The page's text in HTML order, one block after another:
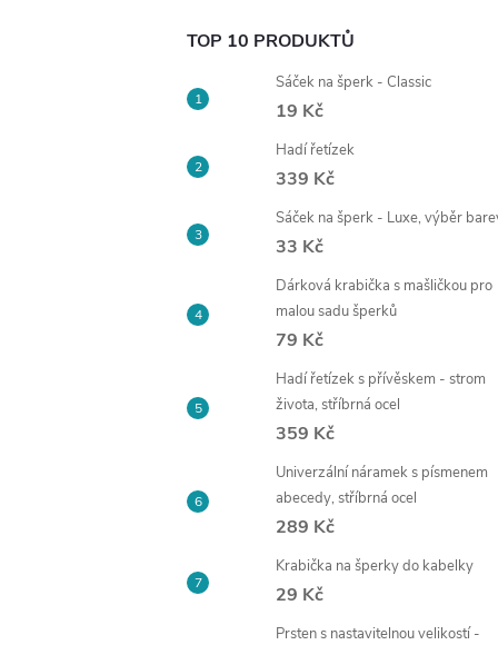
n
í
p
a
n
e
TOP 10 PRODUKTŮ
Sáček na šperk - Classic
19 Kč
Hadí řetízek
339 Kč
Sáček na šperk - Luxe, výběr
33 Kč
Dárková krabička s mašličkou pro
malou sadu šperků
79 Kč
Hadí řetízek s přívěskem - strom
života, stříbrná ocel
359 Kč
Univerzální náramek s písmenem
abecedy, stříbrná ocel
289 Kč
Krabička na šperky do kabelky
29 Kč
Prsten s nastavitelnou velikostí -